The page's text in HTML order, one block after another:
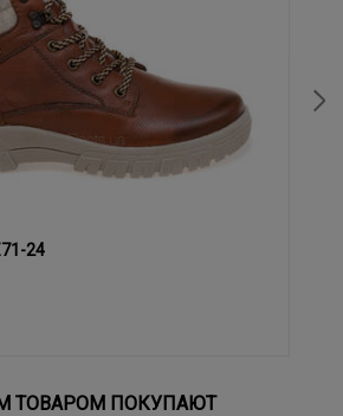
39
24
ТОВАРОМ ПОКУПАЮТ